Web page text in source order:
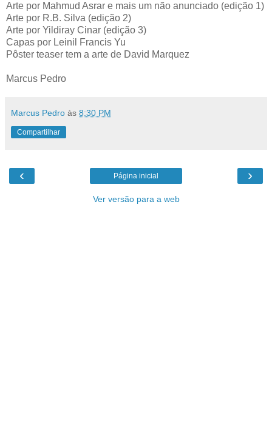
Arte por Mahmud Asrar e mais um não anunciado (edição 1)
Arte por R.B. Silva (edição 2)
Arte por Yildiray Cinar (edição 3)
Capas por Leinil Francis Yu
Pôster teaser tem a arte de David Marquez
Marcus Pedro
Marcus Pedro às 8:30 PM
Compartilhar
‹ ›
Página inicial
Ver versão para a web